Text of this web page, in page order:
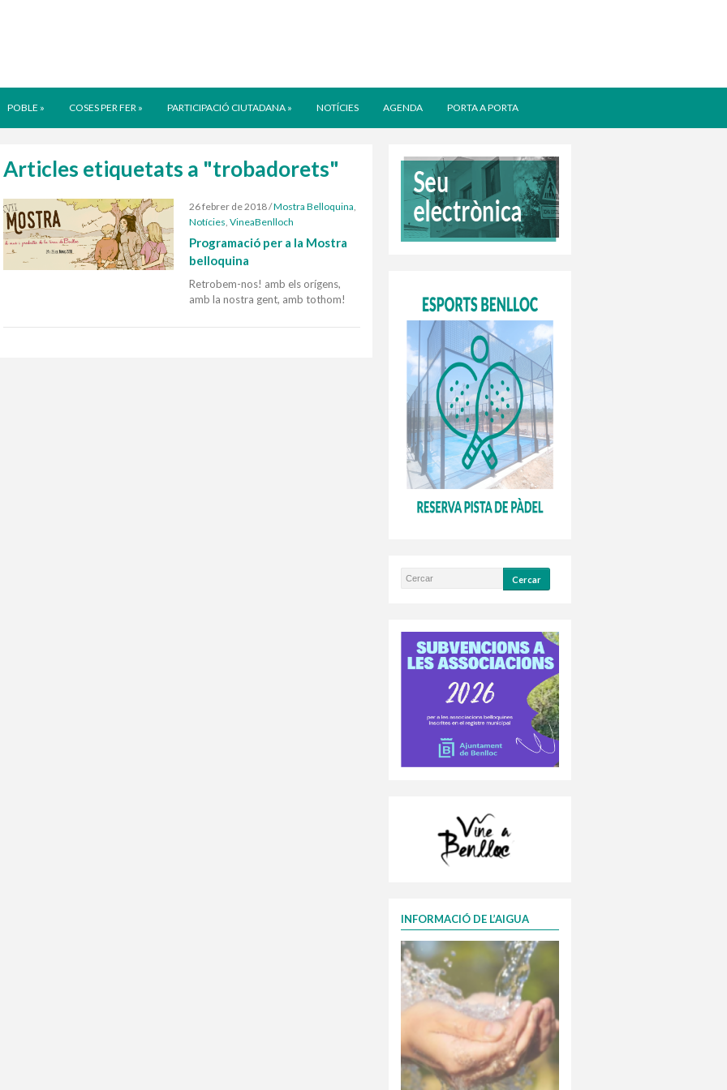
POBLE » COSES PER FER » PARTICIPACIÓ CIUTADANA » NOTÍCIES AGENDA PORTA A PORTA
Articles etiquetats a "trobadorets"
26 febrer de 2018/Mostra Belloquina,
Notícies,VineaBenlloch
Programació per a la Mostra
belloquina
Retrobem-nos! amb els orígens,
amb la nostra gent, amb tothom!
INFORMACIÓ DE L’AIGUA